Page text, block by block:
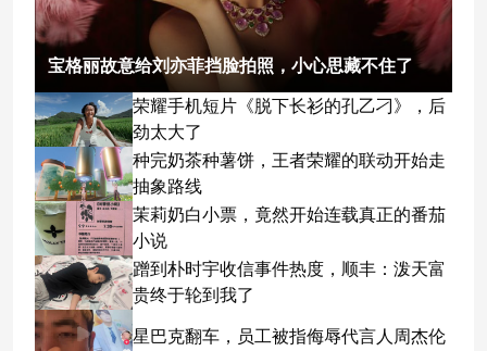
宝格丽故意给刘亦菲挡脸拍照，小心思藏不住了
荣耀手机短片《脱下长衫的孔乙刁》，后
劲太大了
种完奶茶种薯饼，王者荣耀的联动开始走
抽象路线
茉莉奶白小票，竟然开始连载真正的番茄
小说
蹭到朴时宇收信事件热度，顺丰：泼天富
贵终于轮到我了
星巴克翻车，员工被指侮辱代言人周杰伦